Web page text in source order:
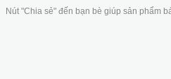
Nút "Chia sẻ" đến bạn bè giúp sản phẩm